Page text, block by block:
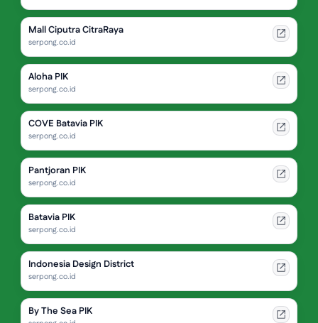
Mall Ciputra CitraRaya
serpong.co.id
Aloha PIK
serpong.co.id
COVE Batavia PIK
serpong.co.id
Pantjoran PIK
serpong.co.id
Batavia PIK
serpong.co.id
Indonesia Design District
serpong.co.id
By The Sea PIK